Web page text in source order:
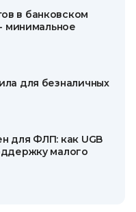
в банковском
минимальное
для безналичных
для ФЛП: как UGB
малого